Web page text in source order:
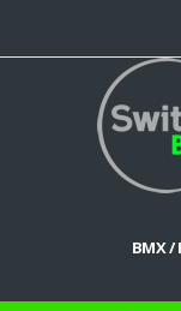
BMX /